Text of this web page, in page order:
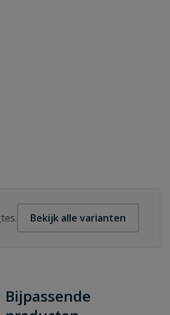
Bekijk alle varianten
Bijpassende